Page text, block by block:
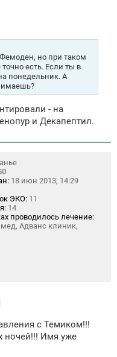
но при таком
есть. Если ты в
понедельник. А
- на
и Декапептил.
18 июн 2013, 14:29
ЭКО: 11
14
проводилось лечение:
Адванс клиник,
с Темиком!!!
ночей!!! Имя уже